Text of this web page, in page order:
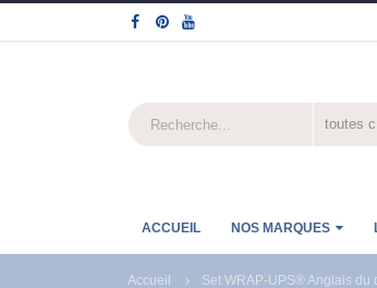
toutes
ACCUEIL NOS MARQUES
Accueil Set WRAP-UPS® Anglais du